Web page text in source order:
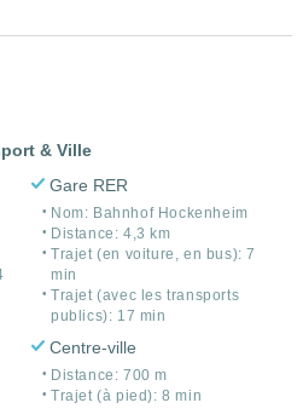
& Ville
Gare RER
Nom: Bahnhof Hockenheim
Distance: 4,3 km
Trajet (en voiture, en bus): 7
min
Trajet (avec les transports
publics): 17 min
Centre-ville
Distance: 700 m
Trajet (à pied): 8 min